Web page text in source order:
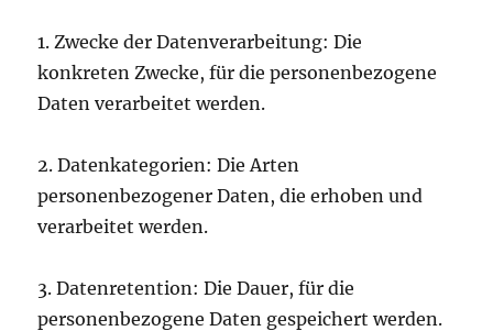
1. Zwecke der Datenverarbeitung: Die
konkreten Zwecke, für die personenbezogene
Daten verarbeitet werden.
2. Datenkategorien: Die Arten
personenbezogener Daten, die erhoben und
verarbeitet werden.
3. Datenretention: Die Dauer, für die
personenbezogene Daten gespeichert werden.